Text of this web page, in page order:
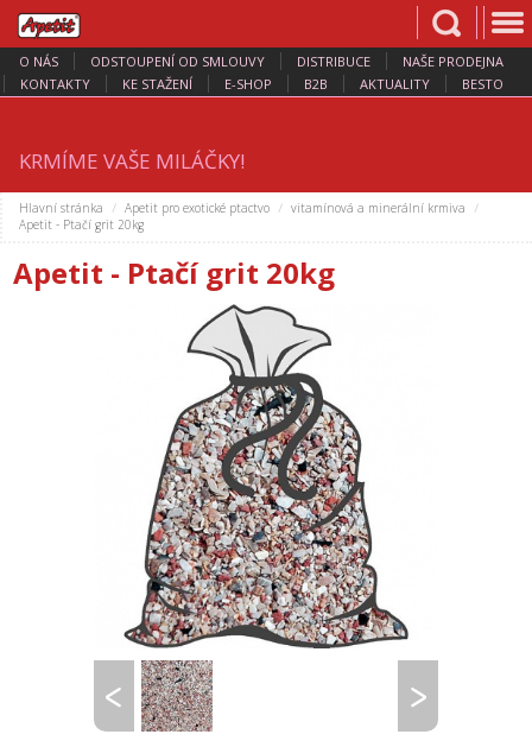
O NÁS ODSTOUPENÍ OD SMLOUVY DISTRIBUCE
NAŠE PRODEJNA
KONTAKTY
KE STAŽENÍ E-SHOP B2B AKTUALITY BESTO
KRMÍME VAŠE MILÁČKY!
Hlavní stránka Apetit pro exotické ptactvo
vitamínová a minerální krmiva
Apetit - Ptačí grit 20kg
Apetit - Ptačí grit 20kg